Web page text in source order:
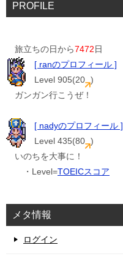
PROFILE
旅立ちの日から7472日
[ ranのプロフィール ]
Level 905(20 )
ガンガン行こうぜ！
[ nadyのプロフィール ]
Level 435(80 )
いのちを大事に！
・Level=TOEICスコア
メタ情報
ログイン